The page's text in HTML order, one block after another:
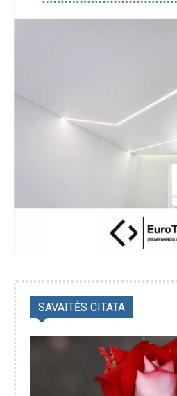
SAVAITĖS CITATA